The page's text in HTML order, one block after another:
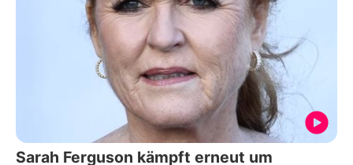
Sarah Ferguson kämpft erneut um